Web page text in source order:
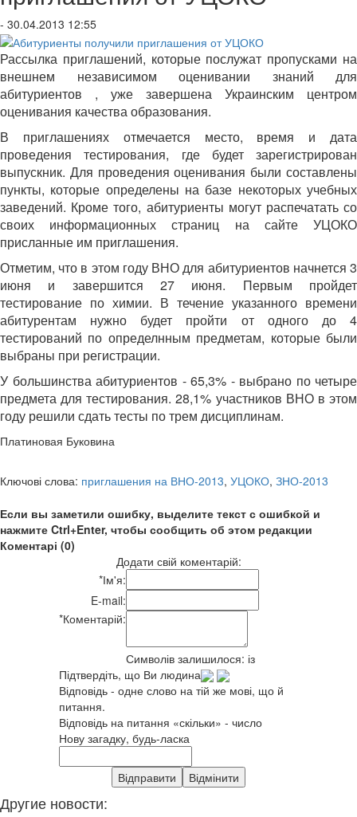
- 30.04.2013 12:55
Рассылка приглашений, которые послужат пропусками на
внешнем независимом оценивании знаний для
абитуриентов , уже завершена Украинским центром
оценивания качества образования.
В приглашениях отмечается место, время и дата
проведения тестирования, где будет зарегистрирован
выпускник. Для проведения оценивания были составлены
пункты, которые определены на базе некоторых учебных
заведений. Кроме того, абитуриенты могут распечатать со
своих информационных страниц на сайте УЦОКО
присланные им приглашения.
Отметим, что в этом году ВНО для абитуриентов начнется 3
июня и завершится 27 июня. Первым пройдет
тестирование по химии. В течение указанного времени
абитурентам нужно будет пройти от одного до 4
тестирований по определнным предметам, которые были
выбраны при регистрации.
У большинства абитуриентов - 65,3% - выбрано по четыре
предмета для тестирования. 28,1% участников ВНО в этом
году решили сдать тесты по трем дисциплинам.
Платиновая Буковина
Ключові слова: приглашения на ВНО-2013, УЦОКО, ЗНО-2013
Если вы заметили ошибку, выделите текст с ошибкой и
нажмите Ctrl+Enter, чтобы сообщить об этом редакции
Коментарі (0)
Додати свій коментарій:
*Ім'я:
E-mail:
*Коментарій:
Символів залишилося: із
Підтвердіть, що Ви людина
Відповідь - одне слово на тій же мові, що й
питання.
Відповідь на питання «скільки» - число
Нову загадку, будь-ласка
Другие новости: